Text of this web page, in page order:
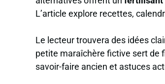
L’article explore recettes,
Le lecteur trouvera des idées
petite maraîchère fictive sert de
savoir-faire ancien et astuces